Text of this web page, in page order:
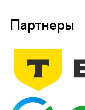
Партнеры